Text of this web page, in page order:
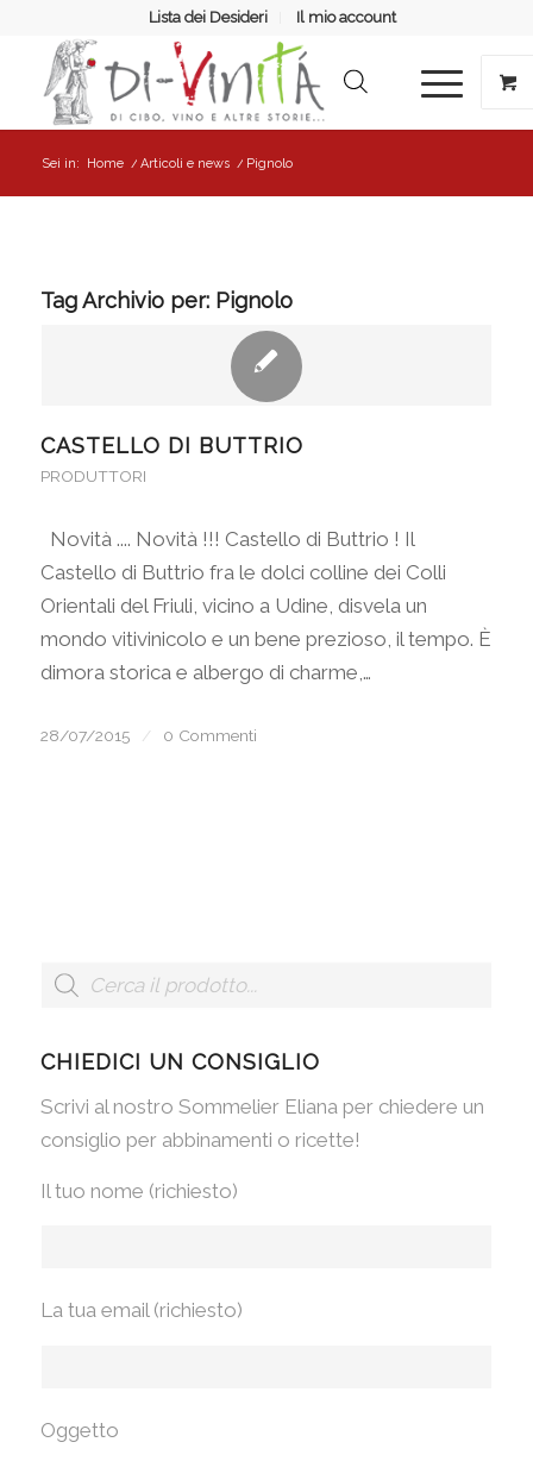
Lista dei Desideri Il mio account
Sei in: Home / Articoli e news / Pignolo
Tag Archivio per: Pignolo
CASTELLO DI BUTTRIO
PRODUTTORI
Novità .... Novità !!! Castello di Buttrio ! Il
Castello di Buttrio fra le dolci colline dei Colli
Orientali del Friuli, vicino a Udine, disvela un
mondo vitivinicolo e un bene prezioso, il tempo. È
dimora storica e albergo di charme,…
28/07/2015 / 0 Commenti
CHIEDICI UN CONSIGLIO
Scrivi al nostro Sommelier Eliana per chiedere un
consiglio per abbinamenti o ricette!
Il tuo nome (richiesto)
La tua email (richiesto)
Oggetto